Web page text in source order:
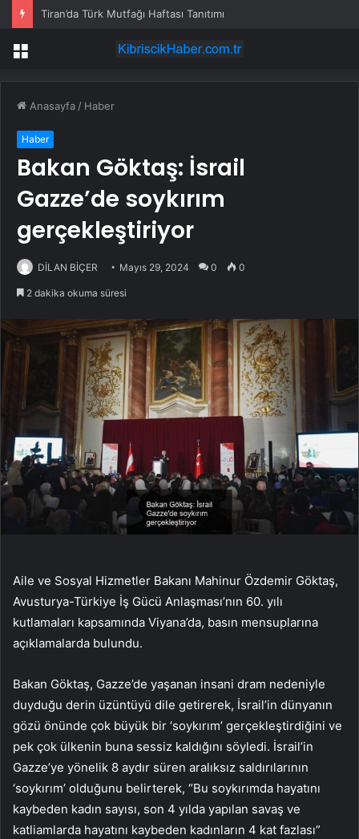
Tiran’da Türk Mutfağı Haftası Tanıtımı
Menü
Anasayfa / Haber
Haber
Bakan Göktaş: İsrail
Gazze’de soykırım
gerçekleştiriyor
DİLAN BİÇER Mayıs 29, 2024 0 0
2 dakika okuma süresi
Aile ve Sosyal Hizmetler Bakanı Mahinur Özdemir Göktaş,
Avusturya-Türkiye İş Gücü Anlaşması’nın 60. yılı
kutlamaları kapsamında Viyana’da, basın mensuplarına
açıklamalarda bulundu.
Bakan Göktaş, Gazze’de yaşanan insani dram nedeniyle
duyduğu derin üzüntüyü dile getirerek, İsrail’in dünyanın
gözü önünde çok büyük bir ‘soykırım’ gerçekleştirdiğini ve
pek çok ülkenin buna sessiz kaldığını söyledi. İsrail’in
Gazze’ye yönelik 8 aydır süren aralıksız saldırılarının
‘soykırım’ olduğunu belirterek, “Bu soykırımda hayatını
kaybeden kadın sayısı, son 4 yılda yapılan savaş ve
katliamlarda hayatını kaybeden kadınların 4 kat fazlası”